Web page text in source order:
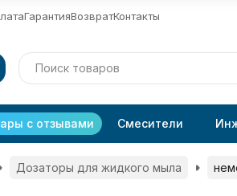
ГарантияВозвратКонтакты
с отзывами Смесители
Дозаторы для жидкого мыла